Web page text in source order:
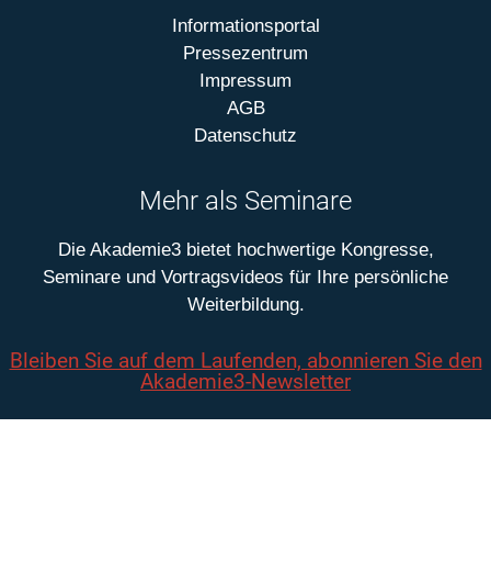
Informationsportal
Pressezentrum
Impressum
AGB
Datenschutz
Mehr als Seminare
Die Akademie3 bietet hochwertige Kongresse,
Seminare und Vortragsvideos für Ihre persönliche
Weiterbildung.
Bleiben Sie auf dem Laufenden, abonnieren Sie den
Akademie3-Newsletter